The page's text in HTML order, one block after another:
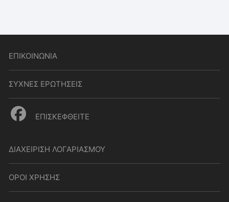
ΕΠΙΚΟΙΝΩΝΙΑ
ΣΥΧΝΕΣ ΕΡΩΤΗΣΕΙΣ
ΕΠΙΣΚΕΦΘΕΙΤΕ
ΔΙΑΧΕΙΡΙΣΗ ΛΟΓΑΡΙΑΣΜΟΥ
ΟΡΟΙ ΧΡΗΣΗΣ